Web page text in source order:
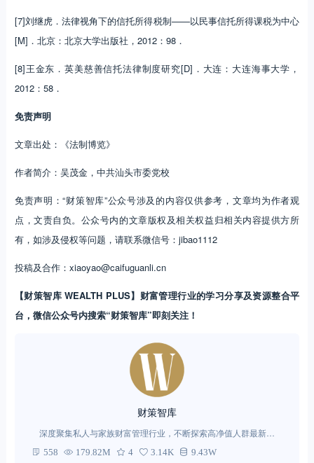
[7]刘继虎．法律视角下的信托所得税制——以民事信托所得课税为中心
[M]．北京：北京大学出版社，2012：98．
[8]王金东．英美慈善信托法律制度研究[D]．大连：大连海事大学，
2012：58．
免责声明
文章出处：《法制博览》
作者简介：吴茂金，中共汕头市委党校
免责声明：“财策智库”公众号涉及的内容仅供参考，文章均为作者观
点，文责自负。公众号内的文章版权及相关权益归相关内容提供方所
有，如涉及侵权等问题，请联系微信号：jibao1112
投稿及合作：xiaoyao@caifuguanli.cn
【财策智库 WEALTH PLUS】财富管理行业的学习分享及资源整合平
台，微信公众号内搜索“财策智库”即刻关注！
财策智库
深度聚集私人与家族财富管理行业，不断探索高净值人群最新需
求。
558 179.82M 4 3.14K 9.43W